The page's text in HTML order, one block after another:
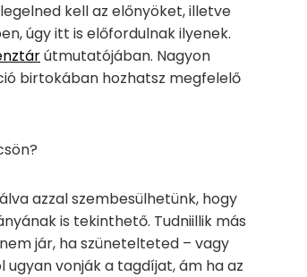
kell az előnyöket, illetve
úgy itt is előfordulnak ilyenek.
útmutatójában. Nagyon
birtokában hozhatsz megfelelő
azzal szembesülhetünk, hogy
is tekinthető. Tudniillik más
jár, ha szünetelteted – vagy
vonják a tagdíjat, ám ha az